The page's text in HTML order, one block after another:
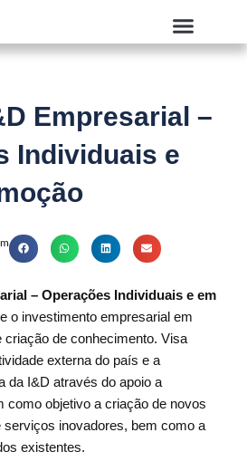
Empresarial –
Individuais e
– Operações Individuais e em
o investimento empresarial em
criação de conhecimento. Visa
externa do país e a
da I&D através do apoio a
como objetivo a criação de novos
serviços inovadores, bem como a
existentes.